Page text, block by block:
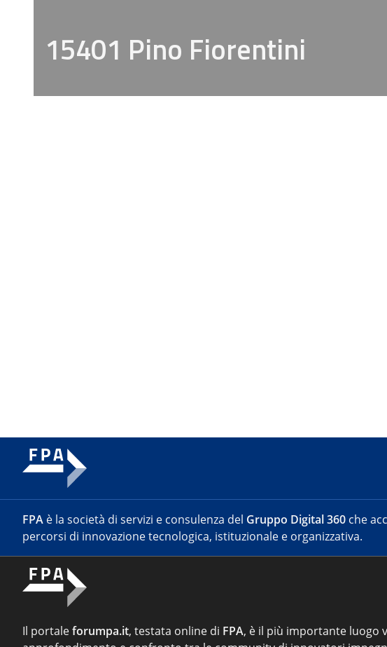
15401 Pino Fiorentini
FPA è la società di servizi e consulenza del Gruppo Digital 360 che
percorsi di innovazione tecnologica, istituzionale e organizzativa.
Il portaleforumpa.it, testata online di FPA, è il più importante luogo